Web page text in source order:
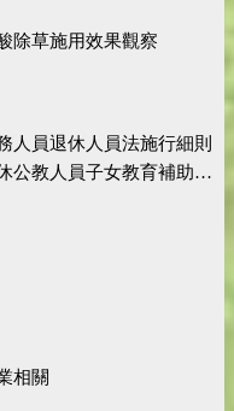
除草施用效果觀察
人員退休人員法施行細則
公教人員子女教育補助規定
相關